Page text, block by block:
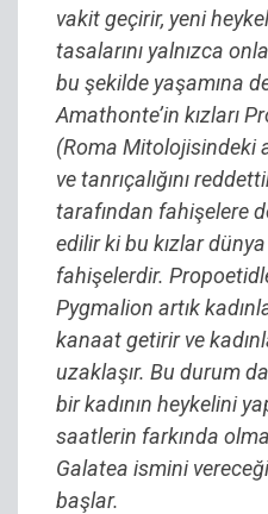
vakit geçirir, yeni
tasalarını yalnızca
bu şekilde yaşamına
Amathonte’in kızları
(Roma Mitolojisindeki
ve tanrıçalığını
tarafından fahişelere
edilir ki bu kızlar
fahişelerdir.
Pygmalion artık
kanaat getirir ve
uzaklaşır. Bu durum
bir kadının heykelini
saatlerin farkında
Galatea ismini
başlar.